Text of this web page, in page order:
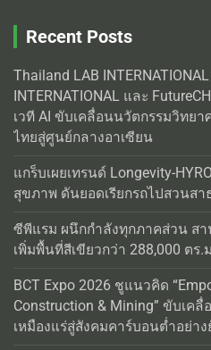
Recent Posts
Thailand LAB
INTERNATIONAL และ
เวที AI ขับเคลื่อนนวัตกรรมวิทย
ไทยสู่ศูนย์กลางอาเซียน
แกร็บเผยเทรนด์ Longevity-
สุขภาพ ดันยอดเรียกรถไปสวนสา
ซีพีแรม ผนึกกำลังทุกภาคส่วน ส
เพิ่มพื้นที่สีเขียวกว่า 288,000 ตร.
BCT Expo 2026 ชูแนวคิด
Construction & Mining” ขับเค
เหมืองแร่สู่สังคมคาร์บอนต่ำอย่าง